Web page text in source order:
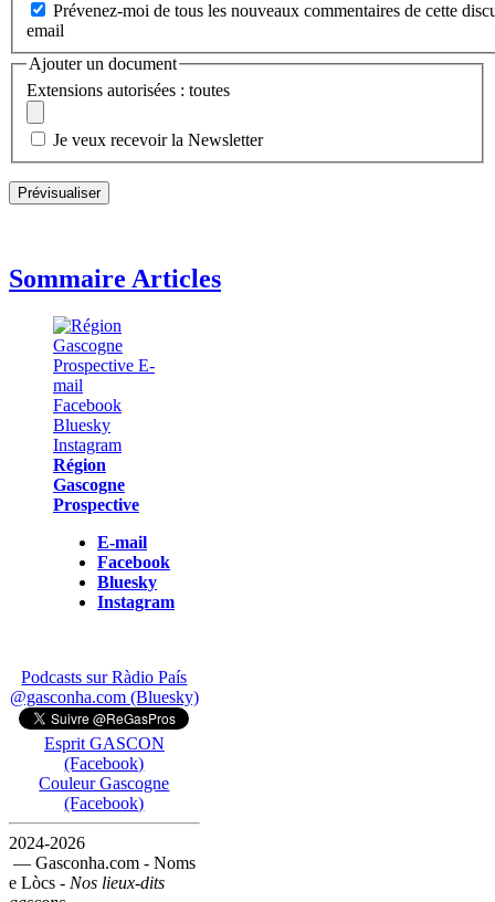
Prévenez-moi de tous les nouveaux commentaires de cette
email
Ajouter un document
Extensions autorisées : toutes
Je veux recevoir la Newsletter
Sommaire Articles
Région
Gascogne
Prospective
E-mail
Facebook
Bluesky
Instagram
Podcasts sur Ràdio País
@gasconha.com (Bluesky)
Esprit GASCON
(Facebook)
Couleur Gascogne
(Facebook)
2024-2026
— Gasconha.com - Noms
e Lòcs - Nos lieux-dits